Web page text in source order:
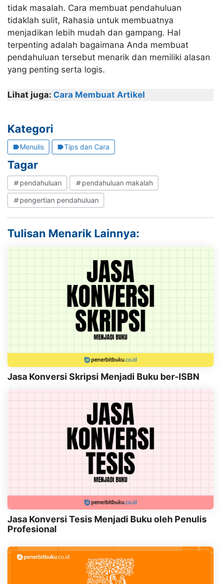
tidak masalah. Cara membuat pendahuluan
tidaklah sulit, Rahasia untuk membuatnya
menjadikan lebih mudah dan gampang. Hal
terpenting adalah bagaimana Anda membuat
pendahuluan tersebut menarik dan memiliki alasan
yang penting serta logis.
Lihat juga: Cara Membuat Artikel
Kategori
Menulis Tips dan Cara
Tagar
pendahuluan pendahuluan makalah
pengertian pendahuluan
Tulisan Menarik Lainnya:
Jasa Konversi Skripsi Menjadi Buku ber-ISBN
Jasa Konversi Tesis Menjadi Buku oleh Penulis
Profesional